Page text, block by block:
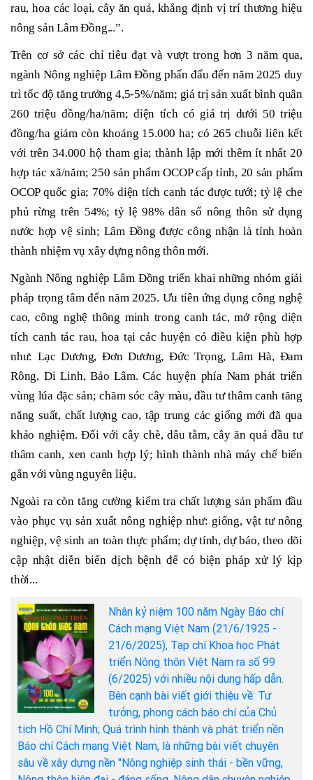
rau, hoa các loại, cây ăn quả, khẳng định vị trí thương hiệu
nông sản Lâm Đồng...”.
Trên cơ sở các chỉ tiêu đạt và vượt trong hơn 3 năm qua,
ngành Nông nghiệp Lâm Đồng phấn đấu đến năm 2025 duy
trì tốc độ tăng trưởng 4,5-5%/năm; giá trị sản xuất bình quân
260 triệu đồng/ha/năm; diện tích có giá trị dưới 50 triệu
đồng/ha giảm còn khoảng 15.000 ha; có 265 chuỗi liên kết
với trên 34.000 hộ tham gia; thành lập mới thêm ít nhất 20
hợp tác xã/năm; 250 sản phẩm OCOP cấp tỉnh, 20 sản phẩm
OCOP quốc gia; 70% diện tích canh tác được tưới; tỷ lệ che
phủ rừng trên 54%; tỷ lệ 98% dân số nông thôn sử dụng
nước hợp vệ sinh; Lâm Đồng được công nhận là tỉnh hoàn
thành nhiệm vụ xây dựng nông thôn mới.
Ngành Nông nghiệp Lâm Đồng triển khai những nhóm giải
pháp trọng tâm đến năm 2025. Ưu tiên ứng dụng công nghệ
cao, công nghệ thông minh trong canh tác, mở rộng diện
tích canh tác rau, hoa tại các huyện có điều kiện phù hợp
như: Lạc Dương, Đơn Dương, Đức Trọng, Lâm Hà, Đam
Rông, Di Linh, Bảo Lâm. Các huyện phía Nam phát triển
vùng lúa đặc sản; chăm sóc cây màu, đầu tư thâm canh tăng
năng suất, chất lượng cao, tập trung các giống mới đã qua
khảo nghiệm. Đối với cây chè, dâu tằm, cây ăn quả đầu tư
thâm canh, xen canh hợp lý; hình thành nhà máy chế biến
gắn với vùng nguyên liệu.
Ngoài ra còn tăng cường kiểm tra chất lượng sản phẩm đầu
vào phục vụ sản xuất nông nghiệp như: giống, vật tư nông
nghiệp, vệ sinh an toàn thực phẩm; dự tính, dự báo, theo dõi
cập nhật diễn biến dịch bệnh để có biện pháp xử lý kịp
thời...
Nhân kỷ niệm 100 năm Ngày Báo chí
Cách mạng Việt Nam (21/6/1925 -
21/6/2025), Tạp chí Khoa học Phát
triển Nông thôn Việt Nam ra số 99
(6/2025) với nhiều nội dung hấp dẫn.
Bên cạnh bài viết giới thiệu về: Tư
tưởng, phong cách báo chí của Chủ
tịch Hồ Chí Minh; Quá trình hình thành và phát triển nền
Báo chí Cách mạng Việt Nam, là những bài viết chuyên
sâu về xây dựng nền "Nông nghiệp sinh thái - bền vững,